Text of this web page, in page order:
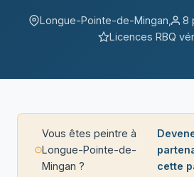
Longue-Pointe-de-Mingan,
8
Licences RBQ
Vous êtes peintre à
Longue-Pointe-de-
Mingan ?
cette